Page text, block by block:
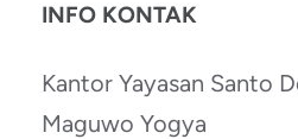
INFO KONTAK
Kantor Yayasan Santo
Maguwo Yogya